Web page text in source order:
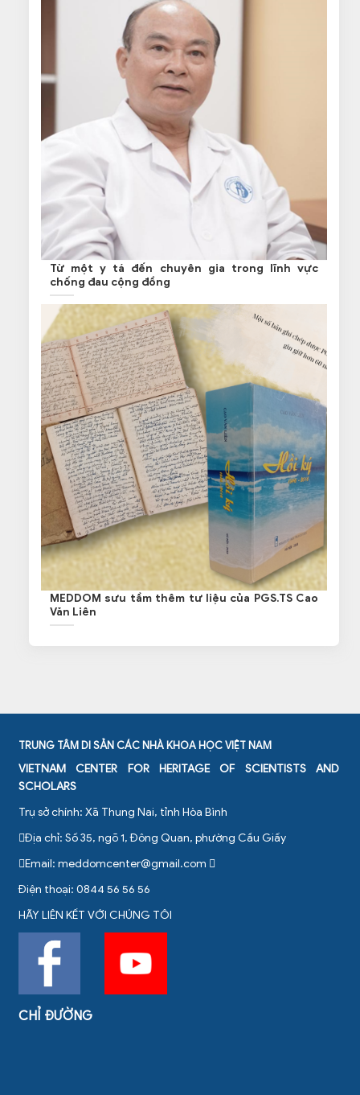
Từ một y tá đến chuyên gia trong lĩnh vực
chống đau cộng đồng
MEDDOM sưu tầm thêm tư liệu của PGS.TS Cao
Văn Liên
TRUNG TÂM DI SẢN CÁC NHÀ KHOA HỌC VIỆT NAM
VIETNAM CENTER FOR HERITAGE OF SCIENTISTS AND
SCHOLARS
Trụ sở chính: Xã Thung Nai, tỉnh Hòa Bình
Địa chỉ: Số 35, ngõ 1, Đông Quan, phường Cầu Giấy
Email: meddomcenter@gmail.com
Điện thoại: 0844 56 56 56
HÃY LIÊN KẾT VỚI CHÚNG TÔI
CHỈ ĐƯỜNG